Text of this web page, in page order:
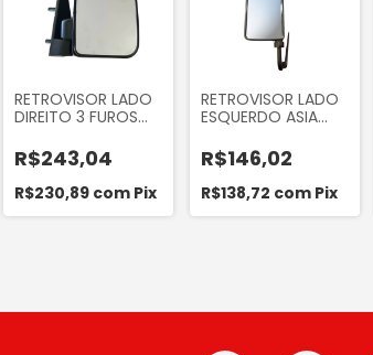
RETROVISOR LADO
DIREITO 3 FUROS
2008 A 2013
R$243,04
R$230,89 com Pix
RETROVISOR LADO
ESQUERDO ASIA
1999
R$146,02
R$138,72 com Pix